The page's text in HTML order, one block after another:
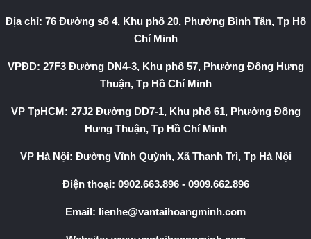
Địa chỉ: 76 Đường số 4, Khu phố 20, Phường Bình Tân, Tp Hồ
Chí Minh
VPĐD: 27F3 Đường DN4-3, Khu phố 57, Phường Đông Hưng
Thuận, Tp Hồ Chí Minh
VP TpHCM: 27J2 Đường DD7-1, Khu phố 61, Phường Đông
Hưng Thuận, Tp Hồ Chí Minh
VP Hà Nội: Đường Vĩnh Quỳnh, Xã Thanh Trì, Tp Hà Nội
Điện thoại: 0902.663.896- 0909.662.896
Email: lienhe@vantaihoangminh.com